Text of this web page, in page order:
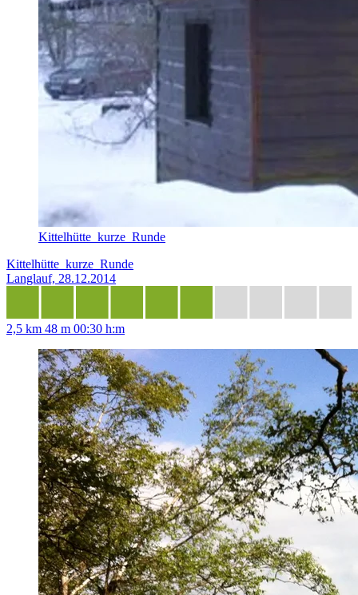
Kittelhütte_kurze_Runde
Kittelhütte_kurze_Runde
Langlauf, 28.12.2014
2,5 km 48 m 00:30 h:m